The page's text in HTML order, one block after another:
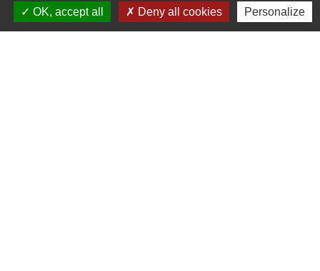
Liens
OK, accept all
Deny all cookies Personalize